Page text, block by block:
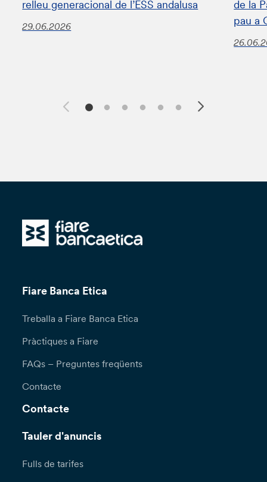
relleu generacional de l’ESS andalusa
29.06.2026
de la
pau a
Fiare Banca Etica
Treballa a Fiare Banca Etica
Pràctiques a Fiare
FAQs – Preguntes freqüents
Contacte
Contacte
Tauler d'anuncis
Fulls de tarifes